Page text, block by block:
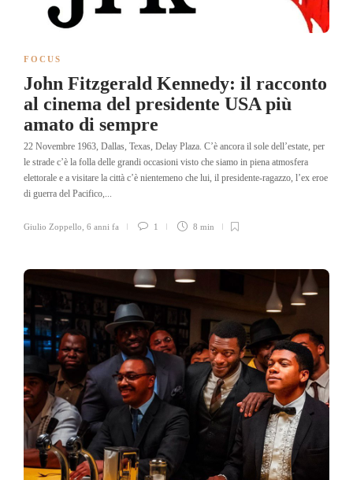
FOCUS
John Fitzgerald Kennedy: il racconto
al cinema del presidente USA più
amato di sempre
22 Novembre 1963, Dallas, Texas, Delay Plaza. C’è ancora il sole dell’estate, per
le strade c’è la folla delle grandi occasioni visto che siamo in piena atmosfera
elettorale e a visitare la città c’è nientemeno che lui, il presidente-ragazzo, l’ex eroe
di guerra del Pacifico,...
Giulio Zoppello 6 anni fa 1 8 min